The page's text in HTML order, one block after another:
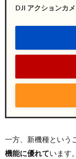
DJI アクションカ
一方、新機種という
機能に優れています